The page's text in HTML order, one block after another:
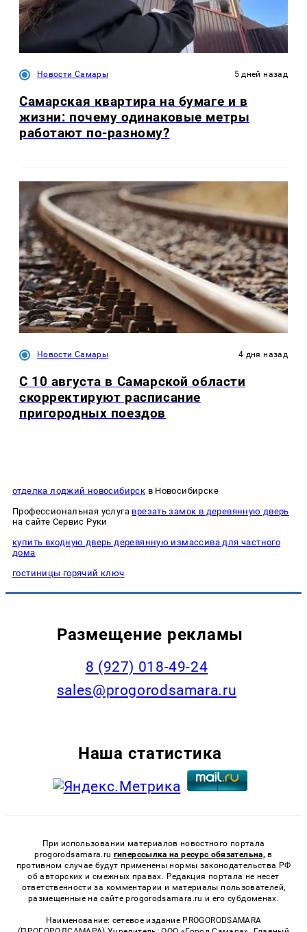
Новости Самары 5 дней назад
Самарская квартира на бумаге и в
жизни: почему одинаковые метры
работают по-разному?
Новости Самары 4 дня назад
С 10 августа в Самарской области
скорректируют расписание
пригородных поездов
отделка лоджий новосибирск в Новосибирске
Профессиональная услуга врезать замок в деревянную дверь
на сайте Сервис Руки
купить входную дверь деревянную измассива для частного
дома
гостиницы горячий ключ
Размещение рекламы
8 (927) 018-49-24
sales@progorodsamara.ru
Наша статистика
При использовании материалов новостного портала
progorodsamara.ru гиперссылка на ресурс обязательна, в
противном случае будут применены нормы законодательства РФ
об авторских и смежных правах. Редакция портала не несет
ответственности за комментарии и материалы пользователей,
размещенные на сайте progorodsamara.ru и его субдоменах.
Наименование: сетевое издание PROGORODSAMARA